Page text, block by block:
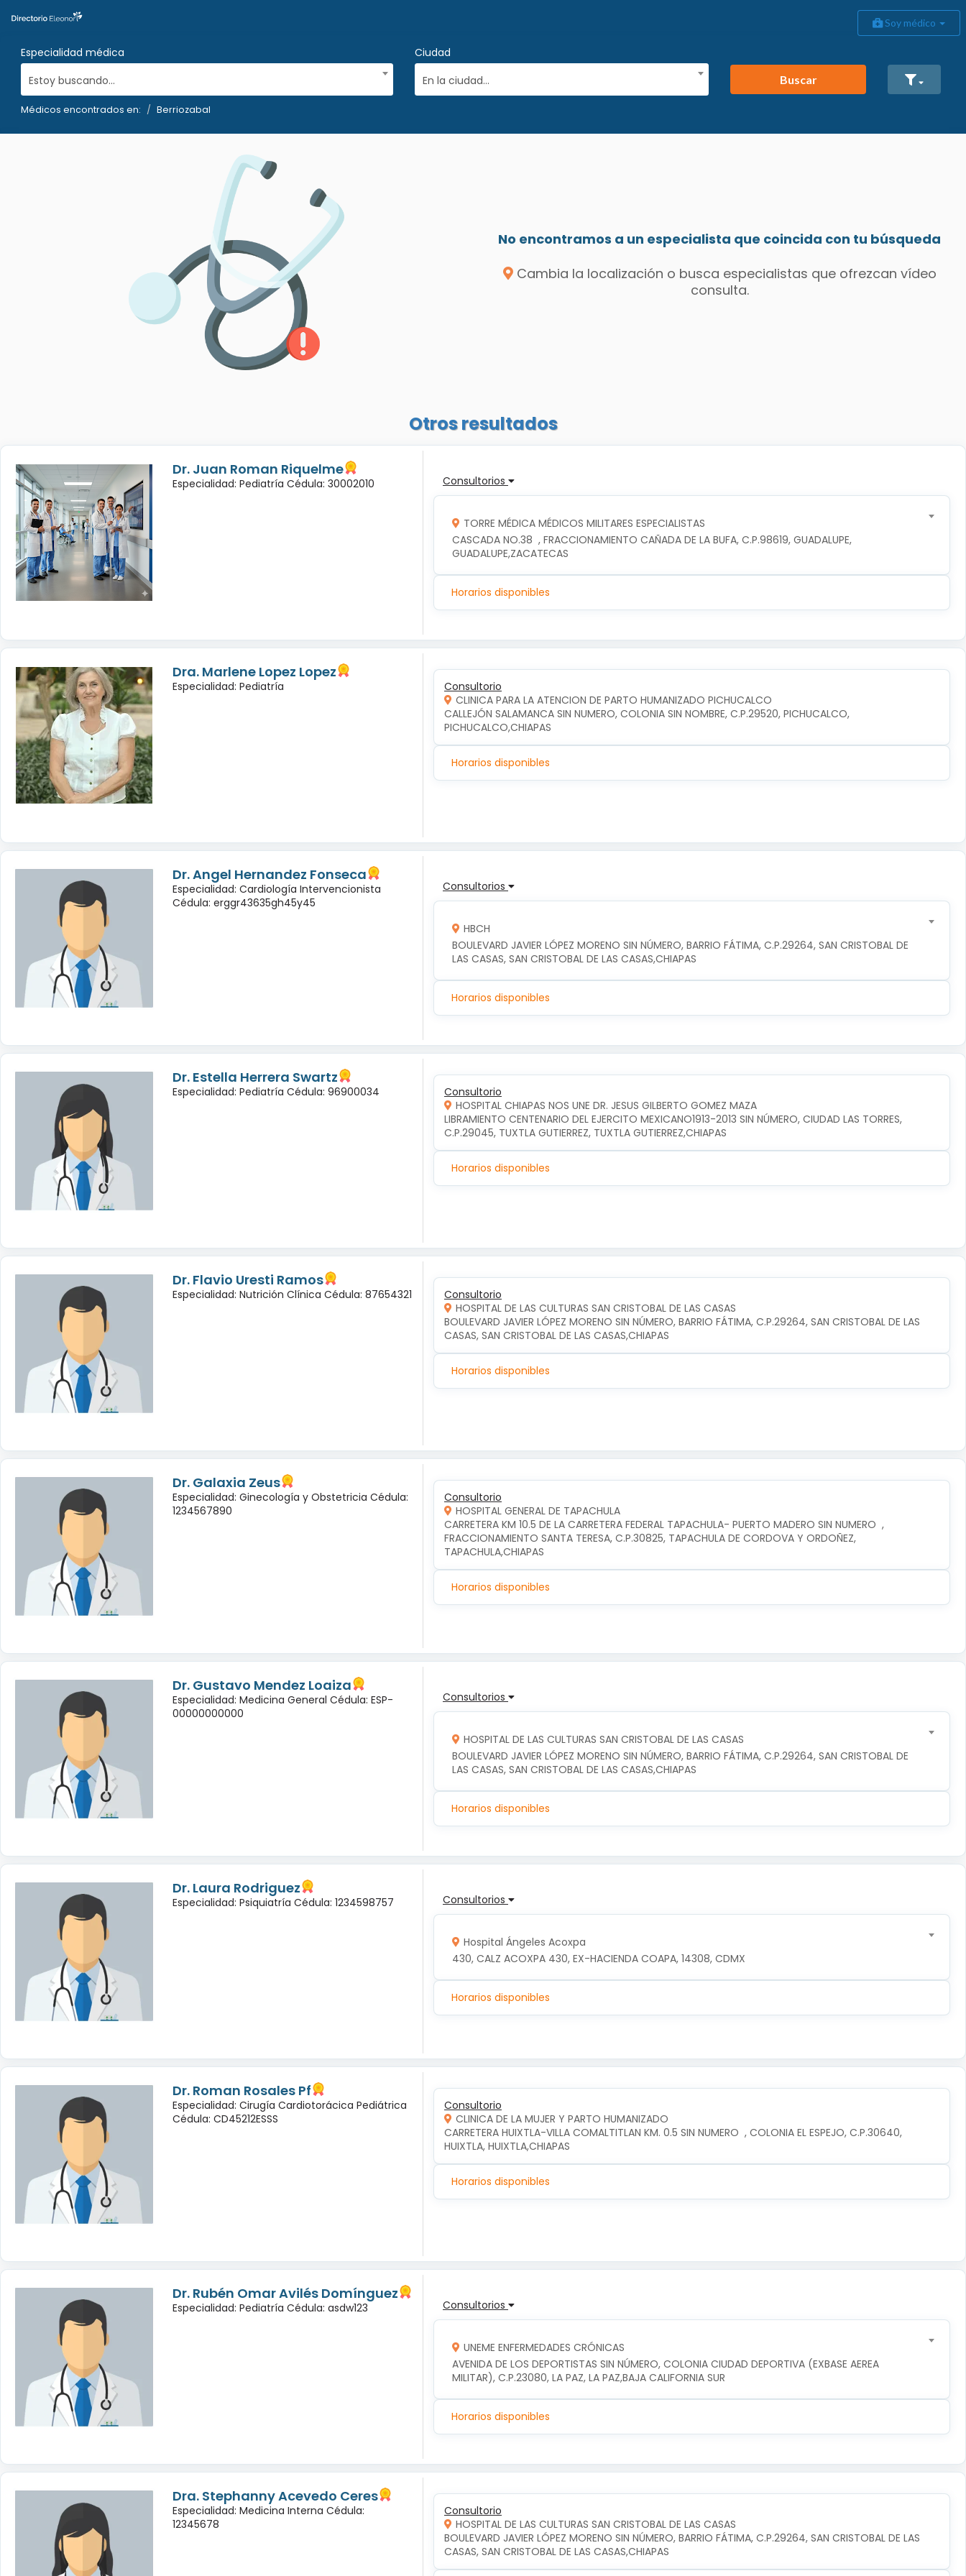
Soy médico
Especialidad médica
Estoy buscando...
Ciudad
En la ciudad...
Buscar
Médicos encontrados en: Berriozabal
No encontramos a un especialista que coincida con tu búsqueda
Cambia la localización o busca especialistas que ofrezcan vídeo
consulta.
Otros resultados
Dr. Juan Roman Riquelme
Especialidad: Pediatría Cédula: 30002010 Consultorios
TORRE MÉDICA MÉDICOS MILITARES ESPECIALISTAS
CASCADA NO.38  , FRACCIONAMIENTO CAÑADA DE LA BUFA, C.P.98619, GUADALUPE,
GUADALUPE,ZACATECAS
Horarios disponibles
Dra. Marlene Lopez Lopez
Especialidad: Pediatría
Consultorio
CLINICA PARA LA ATENCION DE PARTO HUMANIZADO PICHUCALCO
CALLEJÓN SALAMANCA SIN NUMERO, COLONIA SIN NOMBRE, C.P.29520, PICHUCALCO,
PICHUCALCO,CHIAPAS
Horarios disponibles
Dr. Angel Hernandez Fonseca
Especialidad: Cardiología Intervencionista
Cédula: erggr43635gh45y45
Consultorios
HBCH
BOULEVARD JAVIER LÓPEZ MORENO SIN NÚMERO, BARRIO FÁTIMA, C.P.29264, SAN CRISTOBAL DE
LAS CASAS, SAN CRISTOBAL DE LAS CASAS,CHIAPAS
Horarios disponibles
Dr. Estella Herrera Swartz
Especialidad: Pediatría Cédula: 96900034
Consultorio
HOSPITAL CHIAPAS NOS UNE DR. JESUS GILBERTO GOMEZ MAZA
LIBRAMIENTO CENTENARIO DEL EJERCITO MEXICANO1913-2013 SIN NÚMERO, CIUDAD LAS TORRES,
C.P.29045, TUXTLA GUTIERREZ, TUXTLA GUTIERREZ,CHIAPAS
Horarios disponibles
Dr. Flavio Uresti Ramos
Especialidad: Nutrición Clínica Cédula: 87654321
Consultorio
HOSPITAL DE LAS CULTURAS SAN CRISTOBAL DE LAS CASAS
BOULEVARD JAVIER LÓPEZ MORENO SIN NÚMERO, BARRIO FÁTIMA, C.P.29264, SAN CRISTOBAL DE LAS
CASAS, SAN CRISTOBAL DE LAS CASAS,CHIAPAS
Horarios disponibles
Dr. Galaxia Zeus
Especialidad: Ginecología y Obstetricia Cédula:
1234567890
Consultorio
HOSPITAL GENERAL DE TAPACHULA
CARRETERA KM 10.5 DE LA CARRETERA FEDERAL TAPACHULA- PUERTO MADERO SIN NUMERO  ,
FRACCIONAMIENTO SANTA TERESA, C.P.30825, TAPACHULA DE CORDOVA Y ORDOÑEZ,
TAPACHULA,CHIAPAS
Horarios disponibles
Dr. Gustavo Mendez Loaiza
Especialidad: Medicina General Cédula: ESP-
00000000000
Consultorios
HOSPITAL DE LAS CULTURAS SAN CRISTOBAL DE LAS CASAS
BOULEVARD JAVIER LÓPEZ MORENO SIN NÚMERO, BARRIO FÁTIMA, C.P.29264, SAN CRISTOBAL DE
LAS CASAS, SAN CRISTOBAL DE LAS CASAS,CHIAPAS
Horarios disponibles
Dr. Laura Rodriguez
Especialidad: Psiquiatría Cédula: 1234598757 Consultorios
Hospital Ángeles Acoxpa
430, CALZ ACOXPA 430, EX-HACIENDA COAPA, 14308, CDMX
Horarios disponibles
Dr. Roman Rosales Pf
Especialidad: Cirugía Cardiotorácica Pediátrica
Cédula: CD45212ESSS
Consultorio
CLINICA DE LA MUJER Y PARTO HUMANIZADO
CARRETERA HUIXTLA-VILLA COMALTITLAN KM. 0.5 SIN NUMERO  , COLONIA EL ESPEJO, C.P.30640,
HUIXTLA, HUIXTLA,CHIAPAS
Horarios disponibles
Dr. Rubén Omar Avilés Domínguez
Especialidad: Pediatría Cédula: asdw123 Consultorios
UNEME ENFERMEDADES CRÓNICAS
AVENIDA DE LOS DEPORTISTAS SIN NÚMERO, COLONIA CIUDAD DEPORTIVA (EXBASE AEREA
MILITAR), C.P.23080, LA PAZ, LA PAZ,BAJA CALIFORNIA SUR
Horarios disponibles
Dra. Stephanny Acevedo Ceres
Especialidad: Medicina Interna Cédula:
12345678
Consultorio
HOSPITAL DE LAS CULTURAS SAN CRISTOBAL DE LAS CASAS
BOULEVARD JAVIER LÓPEZ MORENO SIN NÚMERO, BARRIO FÁTIMA, C.P.29264, SAN CRISTOBAL DE LAS
CASAS, SAN CRISTOBAL DE LAS CASAS,CHIAPAS